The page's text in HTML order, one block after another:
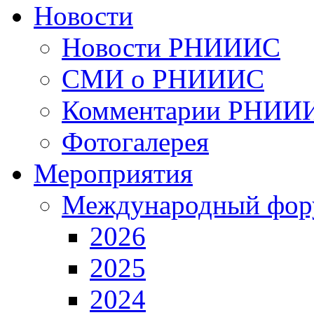
Новости
Новости РНИИИС
СМИ о РНИИИС
Комментарии
Фотогалерея
Мероприятия
Международный
2026
2025
2024